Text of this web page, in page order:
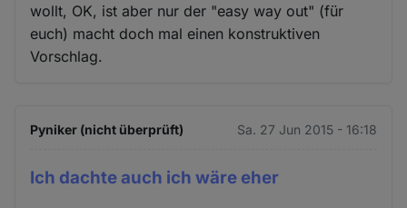
wollt, OK, ist aber nur der "easy way out" (für
euch) macht doch mal einen konstruktiven
Vorschlag.
Pyniker (nicht überprüft) Sa. 27 Jun 2015 - 16:18
Ich dachte auch ich wäre eher